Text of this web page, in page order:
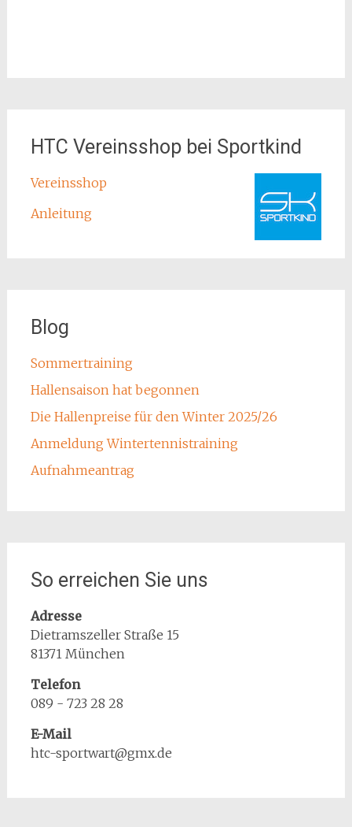
HTC Vereinsshop bei Sportkind
Vereinsshop
Anleitung
Blog
Sommertraining
Hallensaison hat begonnen
Die Hallenpreise für den Winter 2025/26
Anmeldung Wintertennistraining
Aufnahmeantrag
So erreichen Sie uns
Adresse
Dietramszeller Straße 15
81371 München
Telefon
089 - 723 28 28
E-Mail
htc-sportwart@gmx.de